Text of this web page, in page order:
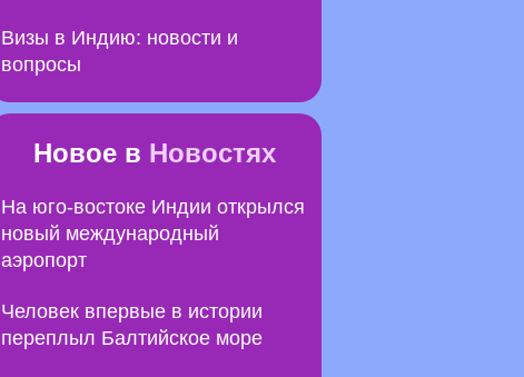
Визы в Индию: новости и
вопросы
Новое в Новостях
На юго-востоке Индии открылся
новый международный
аэропорт
Человек впервые в истории
переплыл Балтийское море